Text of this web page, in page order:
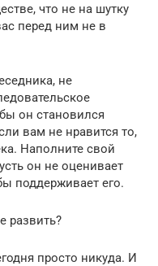
что не на шутку
перед ним не в
не
он становился
вам не нравится то,
Наполните свой
он не оценивает
поддерживает его.
развить?
просто никуда. И